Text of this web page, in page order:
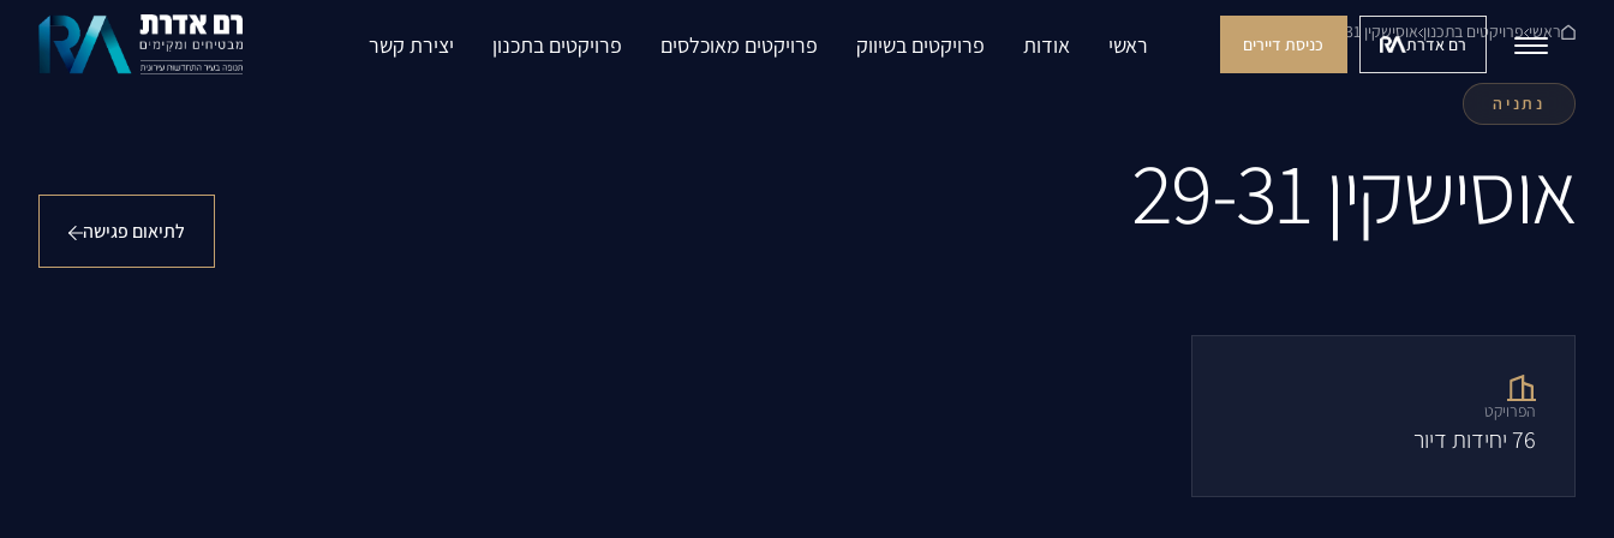
רם אדרת כניסת דיירים ראשי אודות פרויקטים בשיווק פרויקטים מאוכלסים פרויקטים בתכנון יצירת קשר ראשי פרויקטים בתכנון אוסישקין 29-31
נתניה
אוסישקין 29-31 לתיאום פגישה
הפרויקט
76 יחידות דיור